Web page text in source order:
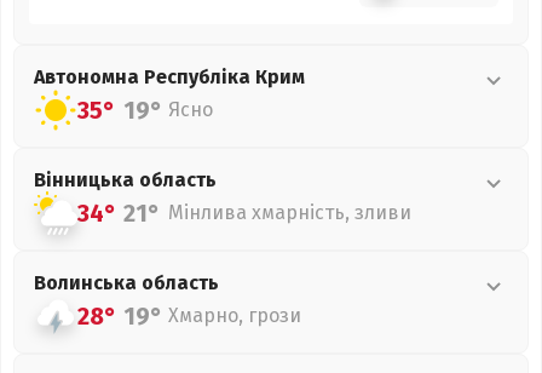
Автономна Республіка Крим
35° 19° Ясно
Вінницька область
34° 21° Мінлива хмарність, зливи
Волинська область
28° 19° Хмарно, грози